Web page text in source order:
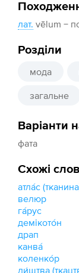
лат. vēlum −
Розділи
мода
загальне
Варіанти
фата
Схожі
атла́с
велюр
га́рус
демікото́н
драп
канва́
коленко́р
ли́штва